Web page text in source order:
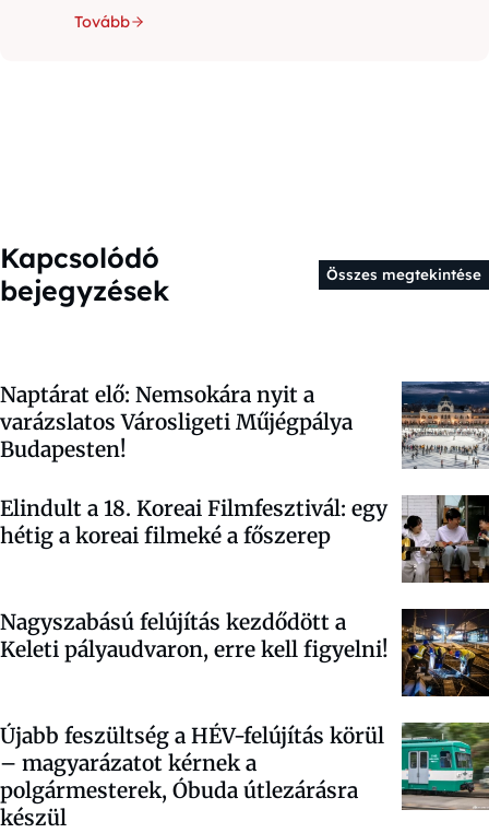
Tovább
Kapcsolódó
bejegyzések
Összes megtekintése
Naptárat elő: Nemsokára nyit a
varázslatos Városligeti Műjégpálya
Budapesten!
Elindult a 18. Koreai Filmfesztivál: egy
hétig a koreai filmeké a főszerep
Nagyszabású felújítás kezdődött a
Keleti pályaudvaron, erre kell figyelni!
Újabb feszültség a HÉV-felújítás körül
– magyarázatot kérnek a
polgármesterek, Óbuda útlezárásra
készül